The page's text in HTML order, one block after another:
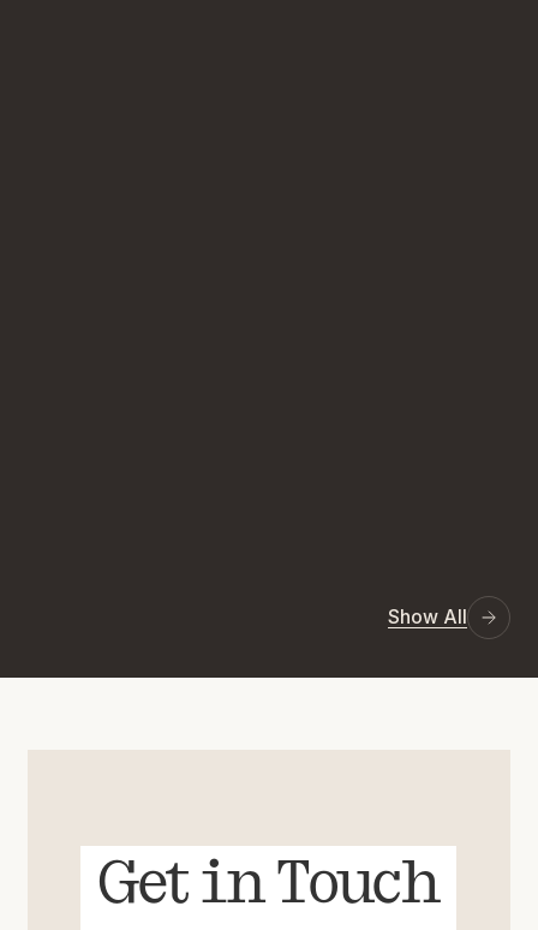
Show All
Get in Touch